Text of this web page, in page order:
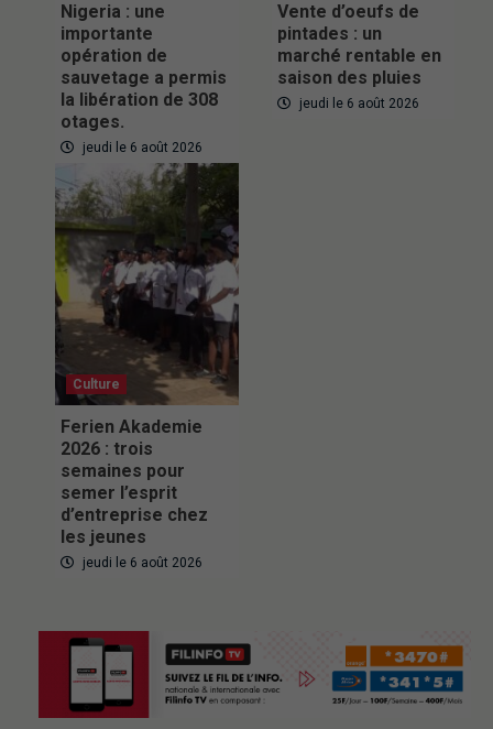
Nigeria : une
importante
opération de
sauvetage a permis
la libération de 308
otages.
jeudi le 6 août 2026
Vente d’oeufs de
pintades : un
marché rentable en
saison des pluies
jeudi le 6 août 2026
Culture
Ferien Akademie
2026 : trois
semaines pour
semer l’esprit
d’entreprise chez
les jeunes
jeudi le 6 août 2026